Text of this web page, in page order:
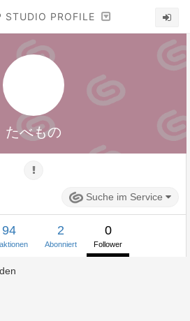
STUDIO PROFILE
たべもの
Suche im Service
94 2
Abonniert
0
Follower